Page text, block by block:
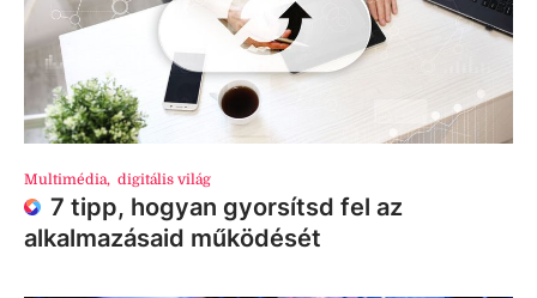
Multimédia, digitális világ
7 tipp, hogyan gyorsítsd fel az
alkalmazásaid működését